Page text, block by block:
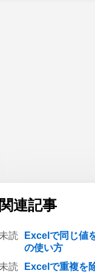
関連記事
Excelで同じ値
の使い方
Excelで重複を